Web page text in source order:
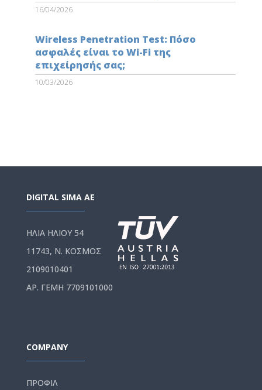
16/04/2026
Wireless Penetration Test: Πόσο
ασφαλές είναι το Wi-Fi της
επιχείρησής σας;
10/03/2026
DIGITAL SIMA AE
ΗΛΙΑ ΗΛΙΟΥ 54
11743, Ν. ΚΟΣΜΟΣ
2109010401
ΑΡ. ΓΕΜΗ 7709101000
COMPANY
ΠΡΟΦΙΛ